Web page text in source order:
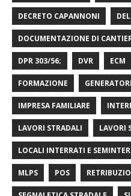
DECRETO CAPANNONI
DOCUMENTAZIONE DI
DPR 303/56; DVR ECM
FORMAZIONE
IMPRESA FAMILIARE
LAVORI STRADALI LAVORI
LOCALI INTERRATI E
MLPS POS